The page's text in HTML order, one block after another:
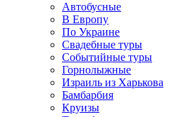
Автобусные
В Европу
По Украине
Свадебные туры
Событийные туры
Горнолыжные
Израиль из Харькова
Бамбарбия
Круизы